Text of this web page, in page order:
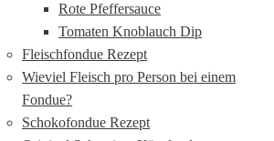
Rote Pfeffersauce
Tomaten Knoblauch Dip
Fleischfondue Rezept
Wieviel Fleisch pro Person bei einem
Fondue?
Schokofondue Rezept